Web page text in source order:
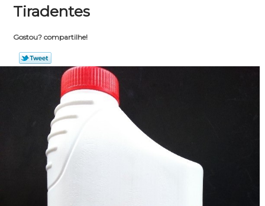
Tiradentes
Gostou? compartilhe!